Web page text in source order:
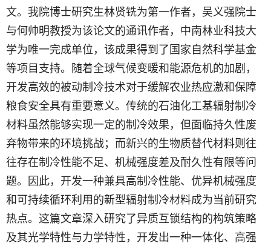
文。我院博士研究生林贤铣为第一作者，吴义强院士
与何帅明教授为该论文的通讯作者，中南林业科技大
学为唯一完成单位，该成果得到了国家自然科学基金
等项目支持。随着全球气候变暖和能源危机的加剧，
开发高效的被动制冷技术对于缓解农业热应激和保障
粮食安全具有重要意义。传统的石油化工基辐射制冷
材料虽然能够实现一定的制冷效果，但面临持久性废
弃物带来的环境挑战；而新兴的生物质替代材料则往
往存在制冷性能不足、机械强度差及耐久性有限等问
题。因此，开发一种兼具高制冷性能、优异机械强度
和可持续循环利用的新型辐射制冷材料成为当前研究
热点。这篇文章深入研究了异质互锁结构的构筑策略
及其光学特性与力学特性，开发出一种一体化、高强